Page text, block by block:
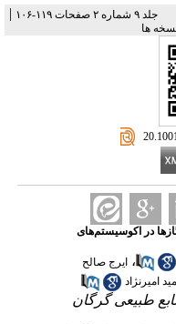
جلد ۹ شماره ۲ صفحات ۱۱۹-۱۰۶ |
ها
در اکوسیستم‌های
، ایرج صالح
امیرنژاد
طبیعی گرگان